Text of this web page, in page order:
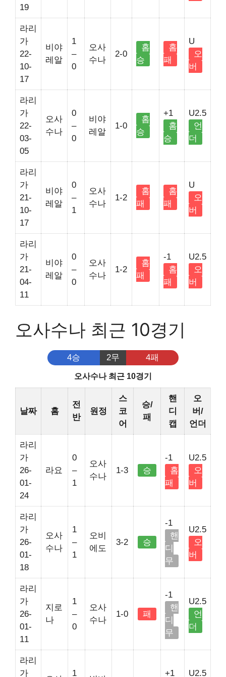
19
라리
가
22-
10-
17
비야
레알
1
–
0
오사
수나
2-0
홈
승
홈
패
U
오
버
라리
가
22-
03-
05
오사
수나
0
–
0
비야
레알
1-0
홈
승
+1
홈
승
U2.5
언
더
라리
가
21-
10-
17
비야
레알
0
–
1
오사
수나
1-2
홈
패
홈
패
U
오
버
라리
가
21-
04-
11
비야
레알
0
–
0
오사
수나
1-2
홈
패
-1
홈
패
U2.5
오
버
오사수나 최근 10경기
4승 2무 4패
오사수나 최근 10경기
날짜 홈
전
반
원정
스
코
어
승/
패
핸
디
캡
오
버/
언더
라리
가
26-
01-
24
라요
0
–
1
오사
수나
1-3 승
-1
홈
패
U2.5
오
버
라리
가
26-
01-
18
오사
수나
1
–
1
오비
에도
3-2 승
-1
핸
디
무
U2.5
오
버
라리
가
26-
01-
11
지로
나
1
–
0
오사
수나
1-0 패
-1
핸
디
무
U2.5
언
더
라리
가
1 +1 U2.5